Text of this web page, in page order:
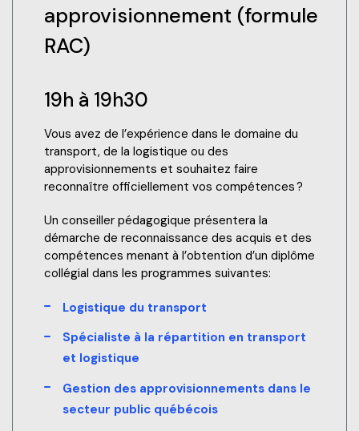
approvisionnement (formule
RAC)
19h à 19h30
Vous avez de l’expérience dans le domaine du
transport, de la logistique ou des
approvisionnements et souhaitez faire
reconnaître officiellement vos compétences ?
Un conseiller pédagogique présentera la
démarche de reconnaissance des acquis et des
compétences menant à l’obtention d’un diplôme
collégial dans les programmes suivantes:
Logistique du transport
Spécialiste à la répartition en transport
et logistique
Gestion des approvisionnements dans le
secteur public québécois